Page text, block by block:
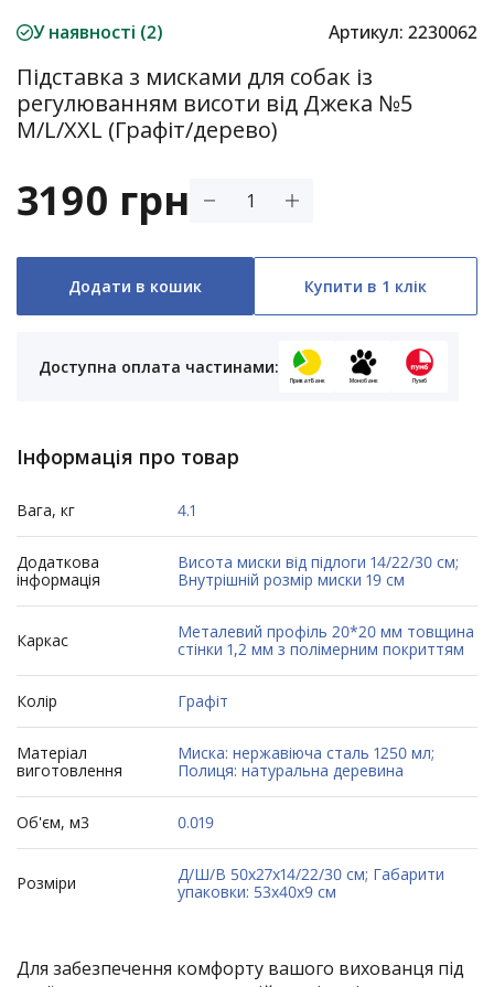
У наявності (2) Артикул: 2230062
Підставка з мисками для собак із
регулюванням висоти від Джека №5
M/L/XXL (Графіт/дерево)
3190 грн
Додати в кошик Купити в 1 клік
Доступна оплата частинами:
ПриватБанк Монобанк Пумб
Інформація про товар
Вага, кг 4.1
Додаткова
інформація
Висота миски від підлоги 14/22/30 см;
Внутрішній розмір миски 19 см
Каркас
Металевий профіль 20*20 мм товщина
стінки 1,2 мм з полімерним покриттям
Колір Графіт
Матеріал
виготовлення
Миска: нержавіюча сталь 1250 мл;
Полиця: натуральна деревина
Об'єм, м3 0.019
Розміри
Д/Ш/В 50х27х14/22/30 см; Габарити
упаковки: 53х40х9 см
Для забезпечення комфорту вашого вихованця під